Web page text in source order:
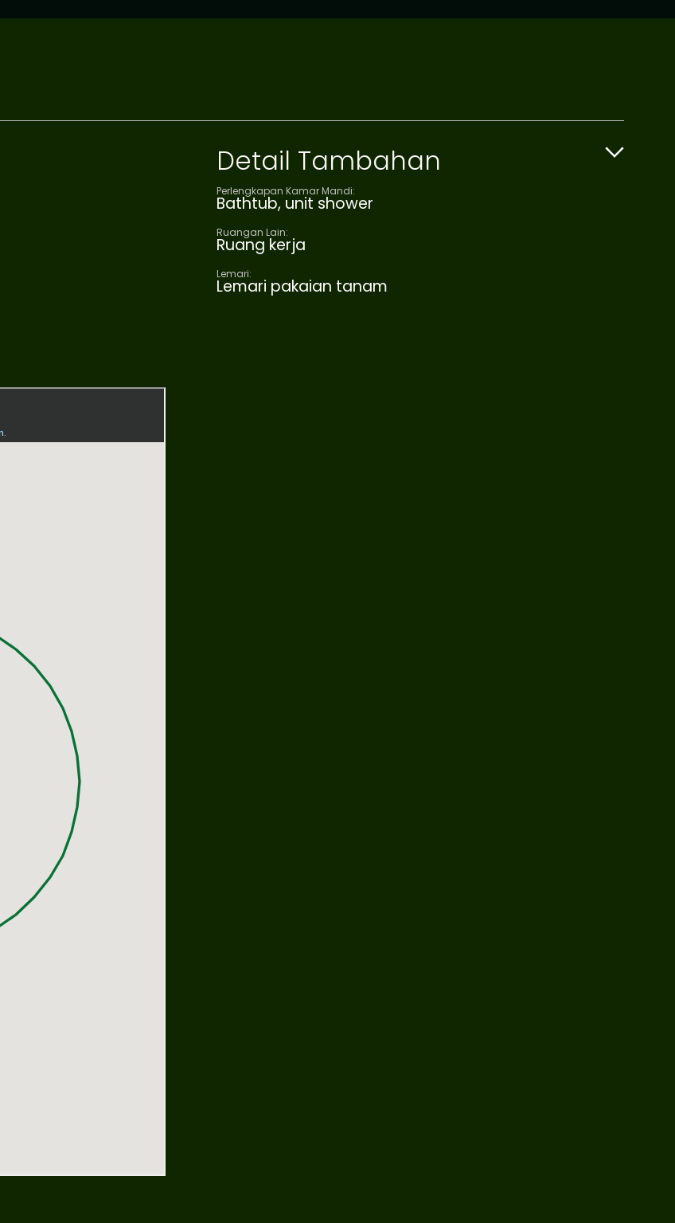
Detail Tambahan
Perlengkapan Kamar Mandi:
Bathtub, unit shower
Ruangan Lain:
Ruang kerja
Lemari:
Lemari pakaian tanam